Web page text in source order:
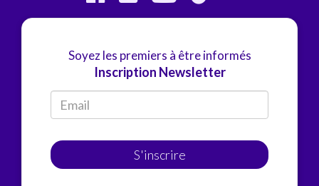
Soyez les premiers à être informés
Inscription Newsletter
S'inscrire